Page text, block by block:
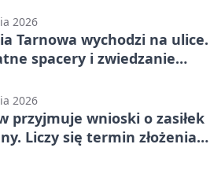
2026
Tarnowa wychodzi na ulice.
spacery i zwiedzanie
2026
przyjmuje wnioski o zasiłek
Liczy się termin złożenia